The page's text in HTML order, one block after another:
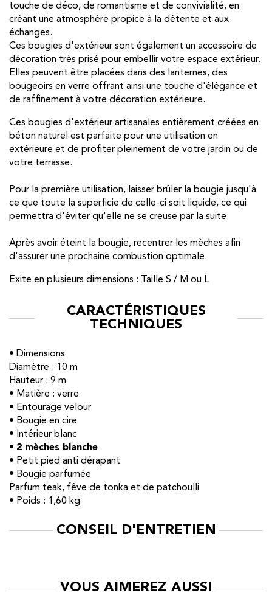
touche de déco, de romantisme et de convivialité, en
créant une atmosphère propice à la détente et aux
échanges.
Ces bougies d'extérieur sont également un accessoire de
décoration très prisé pour embellir votre espace extérieur.
Elles peuvent être placées dans des lanternes, des
bougeoirs en verre offrant ainsi une touche d'élégance et
de raffinement à votre décoration extérieure.
Ces bougies d'extérieur artisanales entièrement créées en
béton naturel est parfaite pour une utilisation en
extérieure et de profiter pleinement de votre jardin ou de
votre terrasse.
Pour la première utilisation, laisser brûler la bougie jusqu'à
ce que toute la superficie de celle-ci soit liquide, ce qui
permettra d'éviter qu'elle ne se creuse par la suite.
Après avoir éteint la bougie, recentrer les mèches afin
d'assurer une prochaine combustion optimale.
Exite en plusieurs dimensions : Taille S / M ou L
CARACTÉRISTIQUES
TECHNIQUES
• Dimensions
Diamètre : 10 m
Hauteur : 9 m
• Matière : verre
• Entourage velour
• Bougie en cire
• Intérieur blanc
• 2 mèches blanche
• Petit pied anti dérapant
• Bougie parfumée
Parfum teak, fêve de tonka et de patchoulli
• Poids : 1,60 kg
CONSEIL D'ENTRETIEN
VOUS AIMEREZ AUSSI